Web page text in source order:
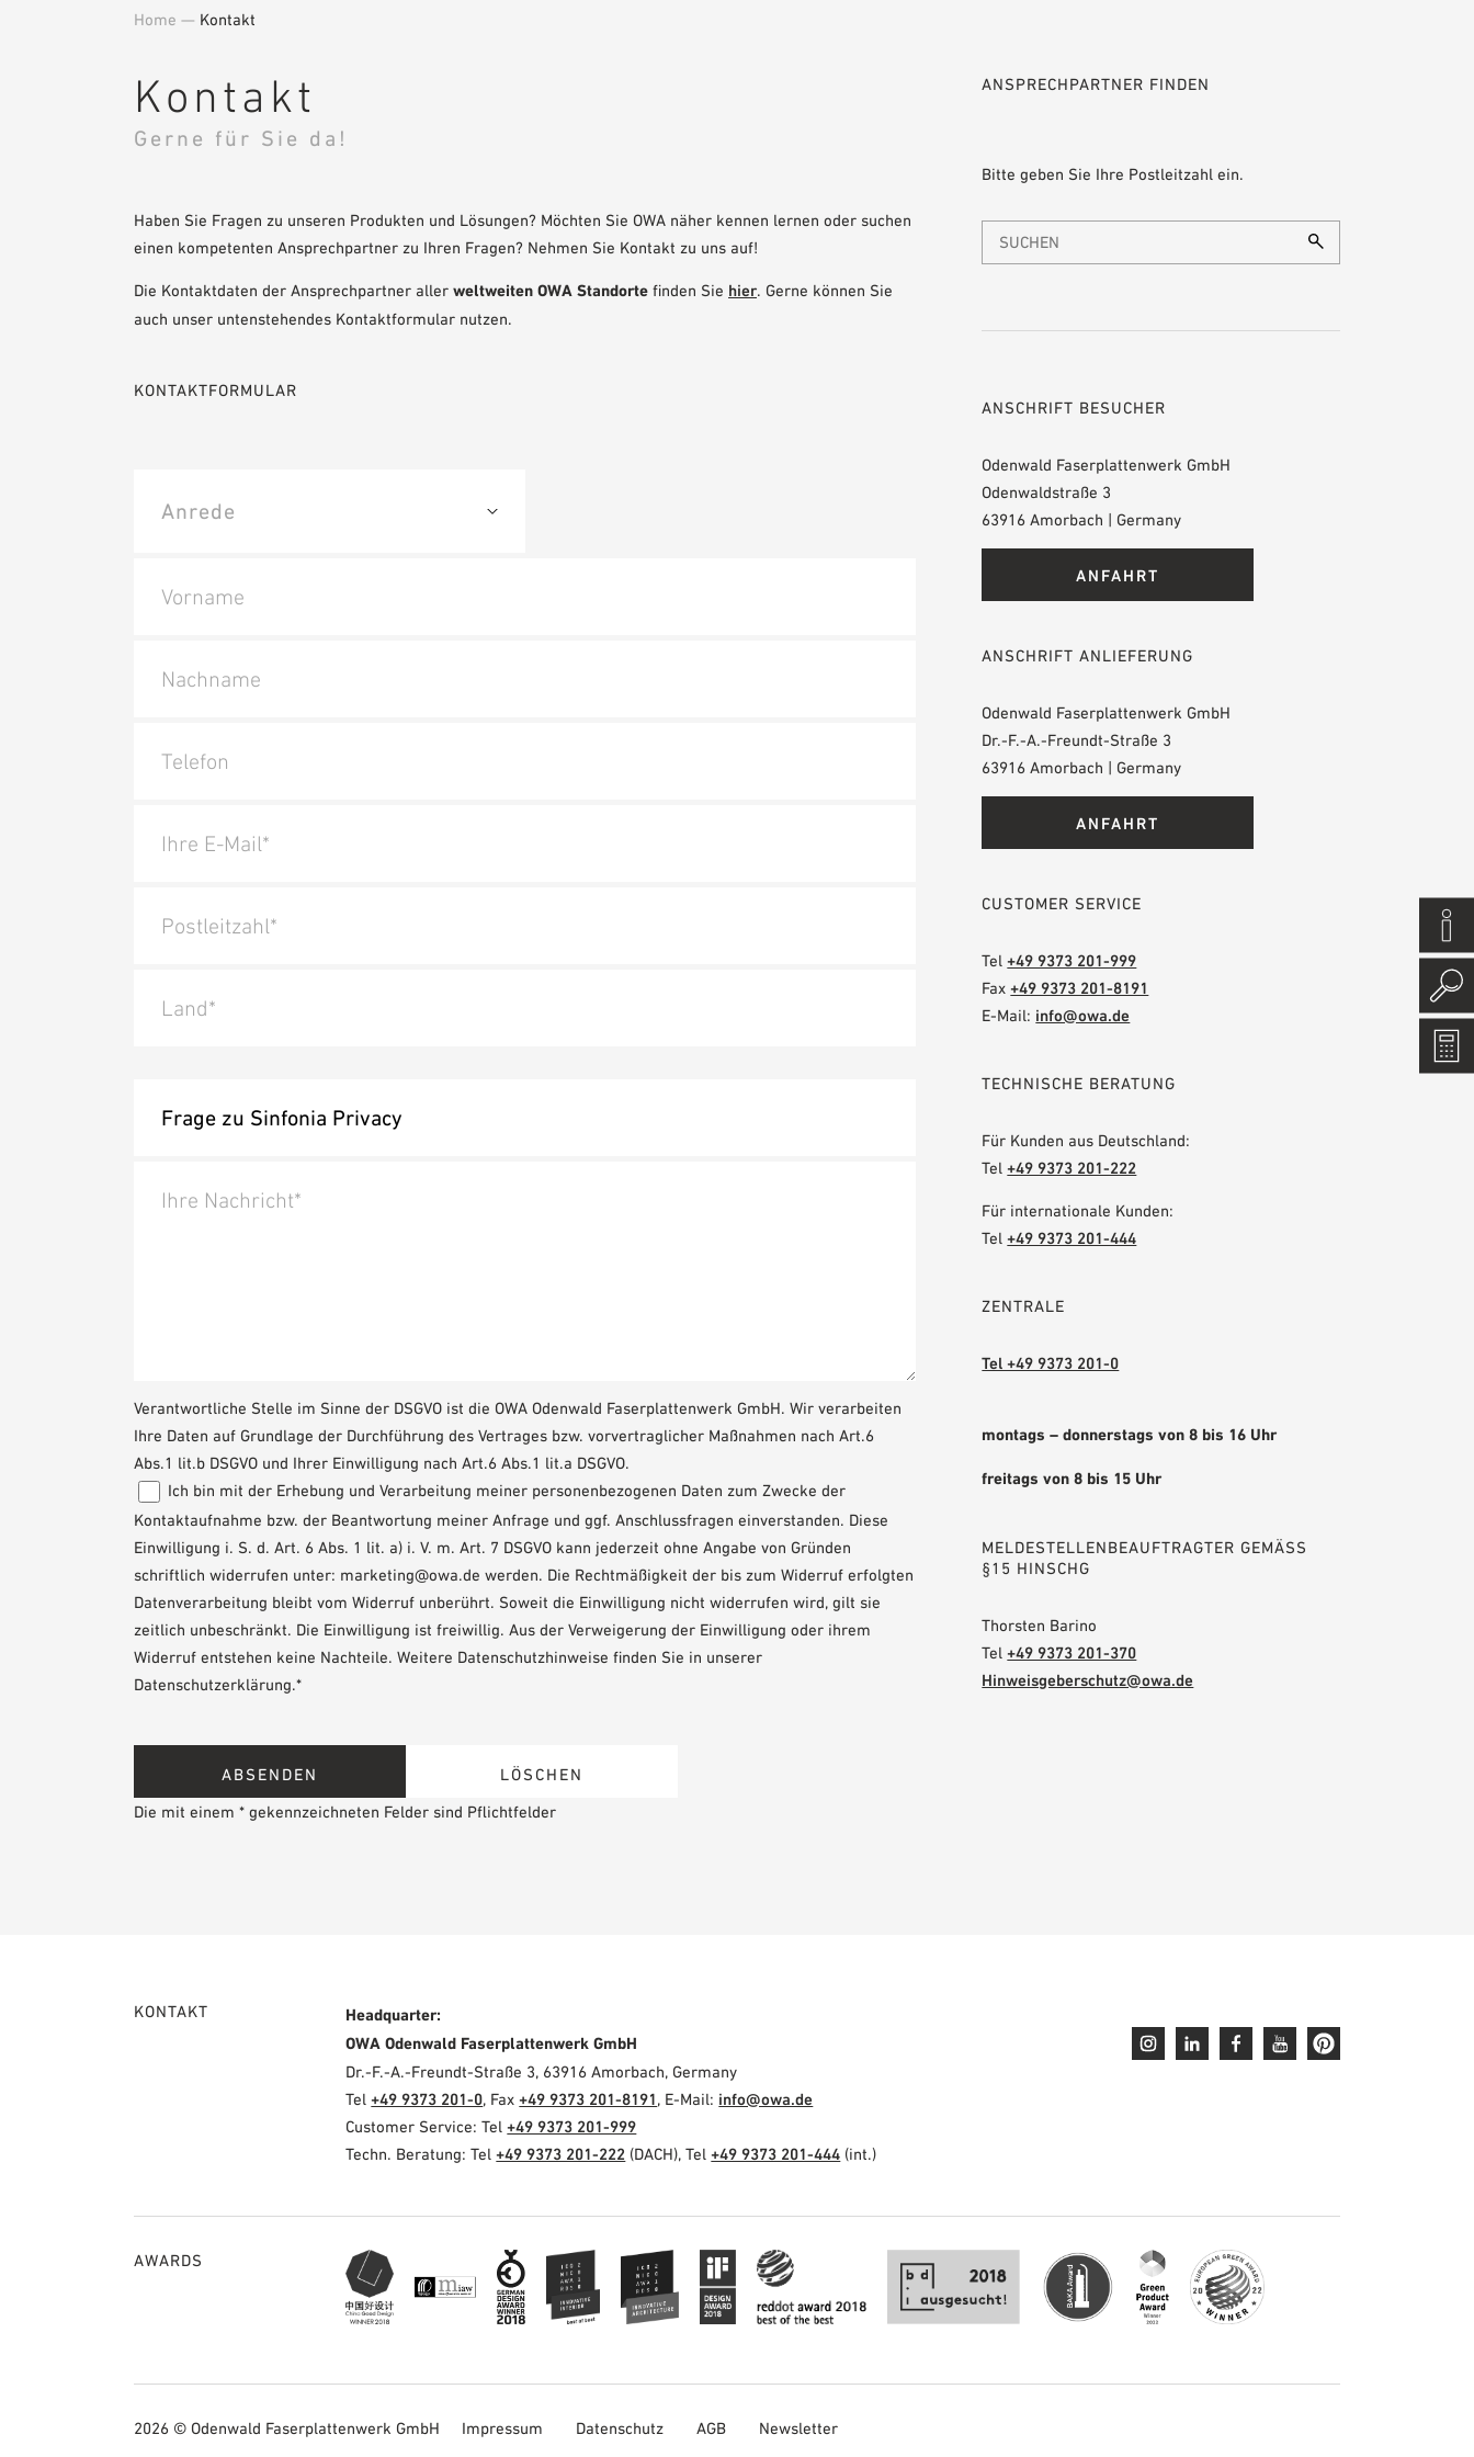
Home — Kontakt
Kontakt
Gerne für Sie da!
Haben Sie Fragen zu unseren Produkten und Lösungen? Möchten Sie OWA näher kennen lernen oder suchen
einen kompetenten Ansprechpartner zu Ihren Fragen? Nehmen Sie Kontakt zu uns auf!
Die Kontaktdaten der Ansprechpartner aller weltweiten OWA Standorte finden Sie hier. Gerne können Sie
auch unser untenstehendes Kontaktformular nutzen.
KONTAKTFORMULAR
Vorname
Nachname
Telefon
Ihre E-Mail*
Postleitzahl*
Land*
Ihre Nachricht*
Verantwortliche Stelle im Sinne der DSGVO ist die OWA Odenwald Faserplattenwerk GmbH. Wir verarbeiten
Ihre Daten auf Grundlage der Durchführung des Vertrages bzw. vorvertraglicher Maßnahmen nach Art.6
Abs.1 lit.b DSGVO und Ihrer Einwilligung nach Art.6 Abs.1 lit.a DSGVO.
Ich bin mit der Erhebung und Verarbeitung meiner personenbezogenen Daten zum Zwecke der
Kontaktaufnahme bzw. der Beantwortung meiner Anfrage und ggf. Anschlussfragen einverstanden. Diese
Einwilligung i. S. d. Art. 6 Abs. 1 lit. a) i. V. m. Art. 7 DSGVO kann jederzeit ohne Angabe von Gründen
schriftlich widerrufen unter: marketing@owa.de werden. Die Rechtmäßigkeit der bis zum Widerruf erfolgten
Datenverarbeitung bleibt vom Widerruf unberührt. Soweit die Einwilligung nicht widerrufen wird, gilt sie
zeitlich unbeschränkt. Die Einwilligung ist freiwillig. Aus der Verweigerung der Einwilligung oder ihrem
Widerruf entstehen keine Nachteile. Weitere Datenschutzhinweise finden Sie in unserer
Datenschutzerklärung.*
Die mit einem * gekennzeichneten Felder sind Pflichtfelder
ANSPRECHPARTNER FINDEN
Bitte geben Sie Ihre Postleitzahl ein.
ANSCHRIFT BESUCHER
Odenwald Faserplattenwerk GmbH
Odenwaldstraße 3
63916 Amorbach | Germany
ANFAHRT
ANSCHRIFT ANLIEFERUNG
Odenwald Faserplattenwerk GmbH
Dr.-F.-A.-Freundt-Straße 3
63916 Amorbach | Germany
ANFAHRT
CUSTOMER SERVICE
Tel+49 9373 201-999
Fax+49 9373 201-8191
E-Mail: info@owa.de
TECHNISCHE BERATUNG
Für Kunden aus Deutschland:
Tel+49 9373 201-222
Für internationale Kunden:
Tel+49 9373 201-444
ZENTRALE
Tel +49 9373 201-0
montags – donnerstags von 8 bis 16 Uhr
freitags von 8 bis 15 Uhr
MELDESTELLENBEAUFTRAGTER GEMÄSS §
15 HINSCHG
Thorsten Barino
Tel+49 9373 201-370
Hinweisgeberschutz@owa.de
KONTAKT
Headquarter:
OWA Odenwald Faserplattenwerk GmbH
Dr.-F.-A.-Freundt-Straße 3, 63916 Amorbach, Germany
Tel+49 9373 201-0, Fax+49 9373 201-8191, E-Mail: info@owa.de
Customer Service: Tel+49 9373 201-999
Techn. Beratung: Tel+49 9373 201-222 (DACH), Tel+49 9373 201-444 (int.)
AWARDS
2026 © Odenwald Faserplattenwerk GmbH Impressum Datenschutz AGB Newsletter